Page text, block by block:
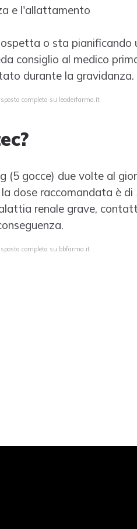
e l'allattamento
o sta pianificando
consiglio al medico
durante la gravidanza.
completa su leaderfarma.it
(5 gocce) due volte al
dose raccomandata è
renale grave,
completa su bbfarma.it